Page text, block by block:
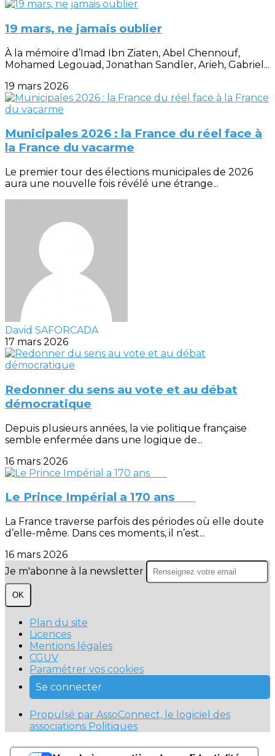
19 mars, ne jamais oublier
À la mémoire d’Imad Ibn Ziaten, Abel Chennouf,
Mohamed Legouad, Jonathan Sandler, Arieh, Gabriel...
19 mars 2026
Municipales 2026 : la France du réel face à
la France du vacarme
Le premier tour des élections municipales de 2026
aura une nouvelle fois révélé une étrange...
David SAFORCADA
17 mars 2026
Redonner du sens au vote et au débat
démocratique
Depuis plusieurs années, la vie politique française
semble enfermée dans une logique de...
16 mars 2026
Le Prince Impérial a 170 ans
La France traverse parfois des périodes où elle doute
d’elle-même. Dans ces moments, il n’est...
16 mars 2026
Je m'abonne à la newsletter
OK
Plan du site
Licences
Mentions légales
CGUV
Paramétrer vos cookies
Se connecter
Propulsé par AssoConnect, le logiciel des
associations Politiques